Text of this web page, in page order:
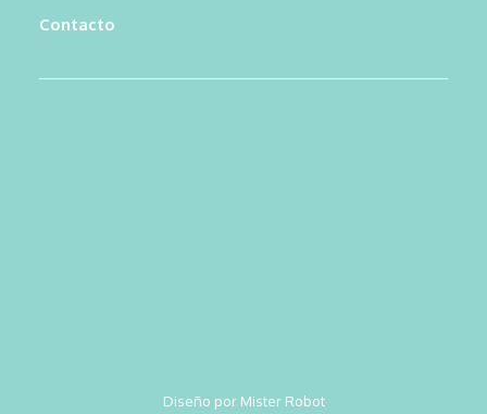
Contacto
Diseño por Mister Robot